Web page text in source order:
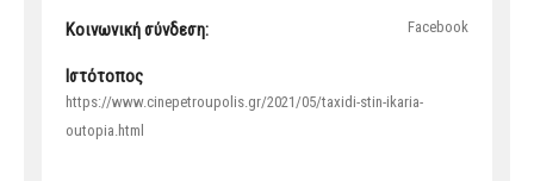
Κοινωνική σύνδεση: Facebook
Ιστότοπος
https://www.cinepetroupolis.gr/2021/05/taxidi-stin-ikaria-
outopia.html